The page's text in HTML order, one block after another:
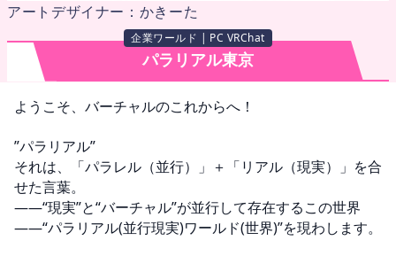
アートデザイナー：かきーた
企業ワールド | PC VRChat
パラリアル東京
ようこそ、バーチャルのこれからへ！
”パラリアル”
それは、「パラレル（並行）」＋「リアル（現実）」を合
せた言葉。
――“現実”と“バーチャル”が並行して存在するこの世界
――“パラリアル(並行現実)ワールド(世界)”を現わします。